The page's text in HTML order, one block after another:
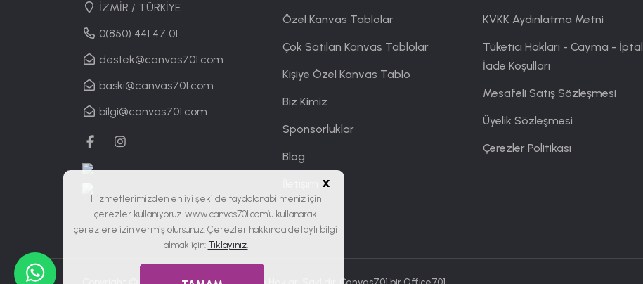
İZMİR / TÜRKİYE
0(850) 441 47 01
destek@canvas701.com
baski@canvas701.com
bilgi@canvas701.com
Özel Kanvas Tablolar
Çok Satılan Kanvas Tablolar
Kişiye Özel Kanvas Tablo
Biz Kimiz
Sponsorluklar
Blog
KVKK Aydınlatma Metni
Tüketici Hakları - Cayma - İptal
İade Koşulları
Mesafeli Satış Sözleşmesi
Üyelik Sözleşmesi
Çerezler Politikası
x
Hizmetlerimizden en iyi şekilde faydalanabilmeniz için
çerezler kullanıyoruz. www.canvas701.com’u kullanarak
çerezlere izin vermiş olursunuz. Çerezler hakkında detaylı bilgi
almak için: Tıklayınız.